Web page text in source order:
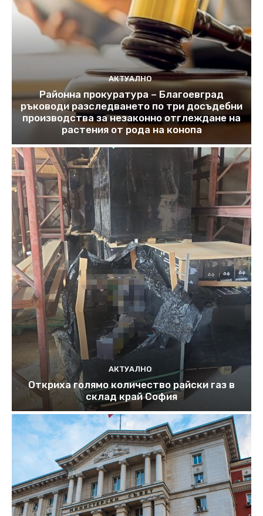
АКТУАЛНО
Районна прокуратура – Благоевград
ръководи разследването по три досъдебни
производства за незаконно отглеждане на
растения от рода на конопа
АКТУАЛНО
Откриха голямо количество райски газ в
склад край София